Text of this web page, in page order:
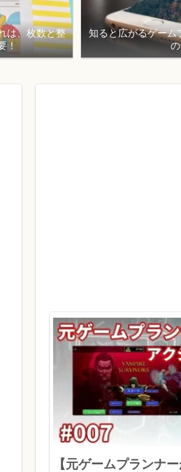
は、枚数と整
！
知ると広がるゲーム
【元ゲームプランナ